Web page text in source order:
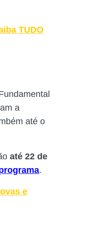
TUDO
a
até o
até 22 de
.
e